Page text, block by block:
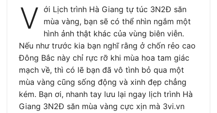
V ới Lịch trình Hà Giang tự túc 3N2Đ săn
mùa vàng, bạn sẽ có thể nhìn ngắm một
hình ảnh thật khác của vùng biên viễn.
Nếu như trước kia bạn nghĩ rằng ở chốn rẻo cao
Đông Bắc này chỉ rực rỡ khi mùa hoa tam giác
mạch về, thì có lẽ bạn đã vô tình bỏ qua một
mùa vàng cũng sống động và xinh đẹp chẳng
kém. Bạn ơi, nhanh tay lưu lại ngay lịch trình Hà
Giang 3N2Đ săn mùa vàng cực xịn mà 3vi.vn